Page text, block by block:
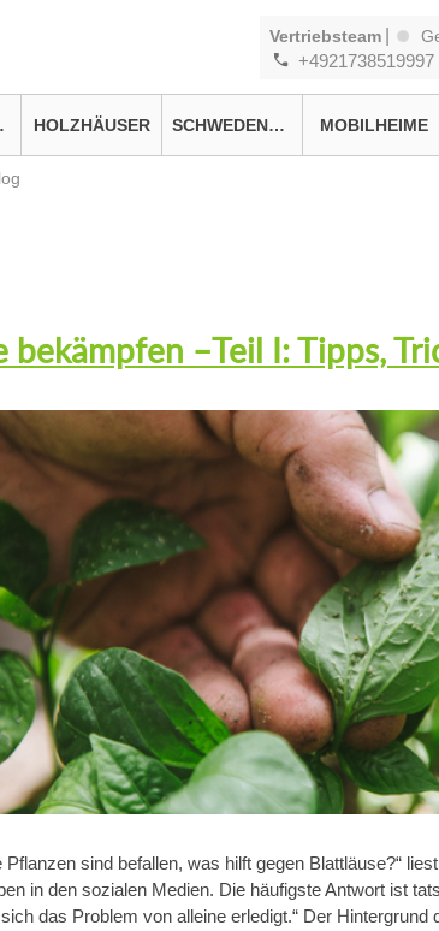
Vertriebsteam
+4921738519997
HOLZHÄUSER SCHWEDENHÄUSER MOBILHEIME
bekämpfen –Teil I: Tipps,
Pflanzen sind befallen, was hilft gegen Blattläuse?“
in den sozialen Medien. Die häufigste Antwort ist
das Problem von alleine erledigt.“ Der